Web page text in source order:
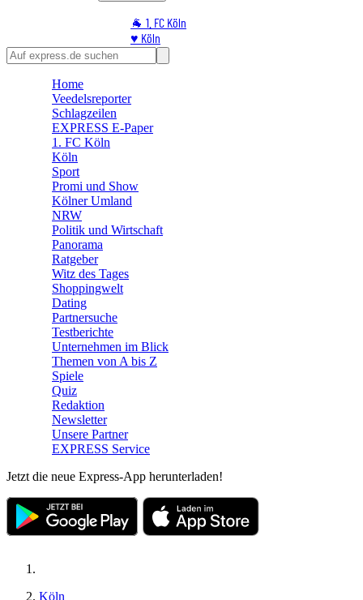
🐐 1. FC Köln
♥️ Köln
⭐ Promi
🛒 Shoppingwelt
Home
Veedelsreporter
Schlagzeilen
EXPRESS E-Paper
1. FC Köln
Köln
Sport
Promi und Show
Kölner Umland
NRW
Politik und Wirtschaft
Panorama
Ratgeber
Witz des Tages
Shoppingwelt
Dating
Partnersuche
Testberichte
Unternehmen im Blick
Themen von A bis Z
Spiele
Quiz
Redaktion
Newsletter
Unsere Partner
EXPRESS Service
Jetzt die neue Express-App herunterladen!
Köln